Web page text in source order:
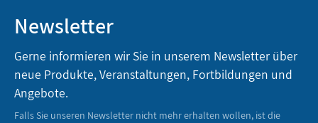
Newsletter
Gerne informieren wir Sie in unserem Newsletter über
neue Produkte, Veranstaltungen, Fortbildungen und
Angebote.
Falls Sie unseren Newsletter nicht mehr erhalten wollen, ist die